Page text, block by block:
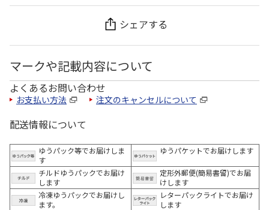
シェアする
マークや記載内容について
よくあるお問い合わせ
お支払い方法 注文のキャンセルについて
配送情報について
ゆうパック等でお届けしま
す
ゆうパケットでお届けします
チルドゆうパックでお届け
します
定形外郵便(簡易書留)でお届
けします
冷凍ゆうパックでお届けし
ます。
レターパックライトでお届け
します